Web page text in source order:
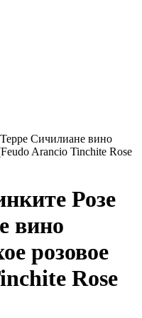
Сичилиане вино
Arancio Tinchite Rose
Розе
вино
розовое
Rose